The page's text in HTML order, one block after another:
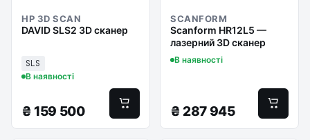
HP 3D SCAN
DAVID SLS2 3D сканер
SLS
В наявності
₴ 159 500
SCANFORM
Scanform HR12L5 —
лазерний 3D сканер
В наявності
₴ 287 945